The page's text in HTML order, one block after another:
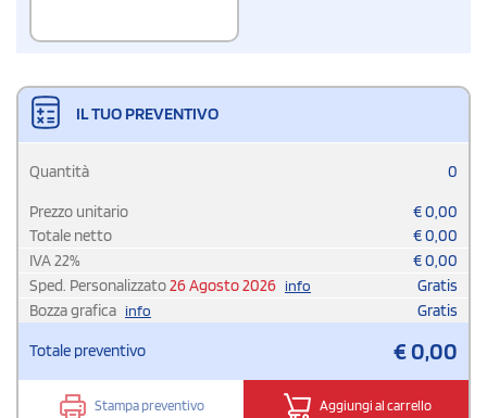
IL TUO PREVENTIVO
Quantità 0
Prezzo unitario €0,00
Totale netto
€0,00
IVA22% €0,00
Sped. Personalizzato26 Agosto 2026 info
Gratis
Bozza grafica info Gratis
Totale preventivo €0,00
Stampa preventivo Aggiungi al carrello